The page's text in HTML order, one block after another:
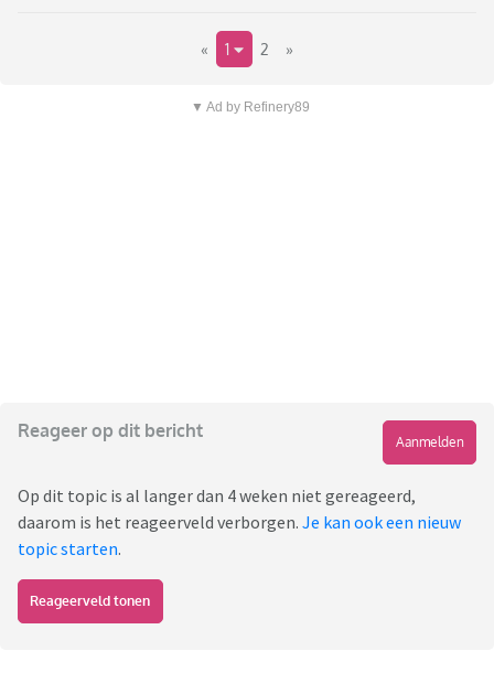
« 1 2 »
▼ Ad by Refinery89
Reageer op dit bericht
Aanmelden
Op dit topic is al langer dan 4 weken niet gereageerd,
daarom is het reageerveld verborgen. Je kan ook een nieuw
topic starten.
Reageerveld tonen